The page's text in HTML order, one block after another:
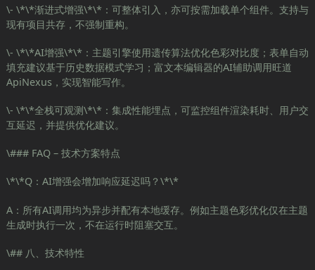
\- \*\*渐进式增强\*\*：可整体引入，亦可按需加载单个组件。支持与
现有项目共存，不强制重构。
\- \*\*AI增强\*\*：主题引擎使用遗传算法优化色彩对比度；表单自动
填充建议基于历史数据模式学习；富文本编辑器的AI辅助调用旺道
ApiNexus，实现智能写作。
\- \*\*全栈可观测\*\*：集成性能埋点，可监控组件渲染耗时、用户交
互延迟，并提供优化建议。
\### FAQ – 技术方案特点
\*\*Q：AI增强会增加响应延迟吗？\*\*
A：所有AI调用均为异步并配有本地缓存。例如主题色彩优化仅在主题
生成时执行一次，不在运行时阻塞交互。
\## 八、技术特性